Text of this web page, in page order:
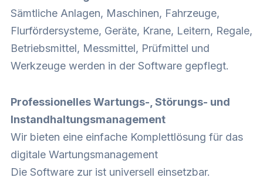
Sämtliche Anlagen, Maschinen, Fahrzeuge,
Flurfördersysteme, Geräte, Krane, Leitern, Regale,
Betriebsmittel, Messmittel, Prüfmittel und
Werkzeuge werden in der Software gepflegt.
Professionelles Wartungs-, Störungs- und
Instandhaltungsmanagement
Wir bieten eine einfache Komplettlösung für das
digitale Wartungsmanagement
Die Software zur ist universell einsetzbar.